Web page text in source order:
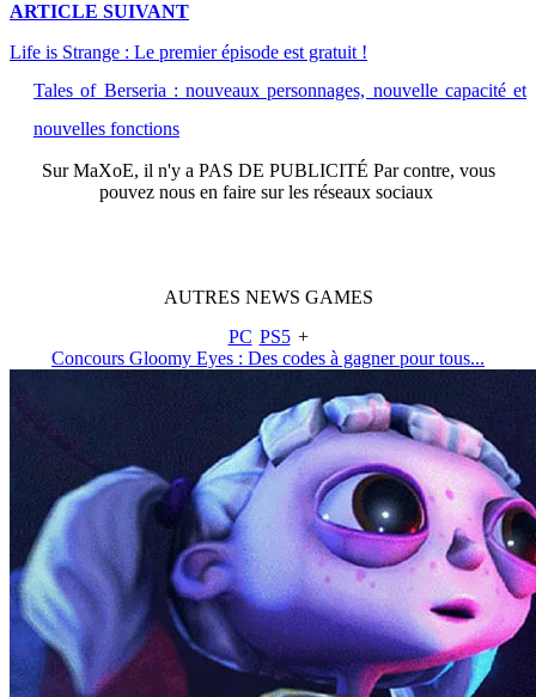
ARTICLE SUIVANT
Life is Strange : Le premier épisode est gratuit !
Tales of Berseria : nouveaux personnages, nouvelle capacité et
nouvelles fonctions
SurMaXoE, il n'y a PAS DE PUBLICITÉ Par contre, vous
pouvez nous en faire sur les réseaux sociaux
AUTRES NEWS GAMES
PC PS5 +
Concours Gloomy Eyes : Des codes à gagner pour tous...